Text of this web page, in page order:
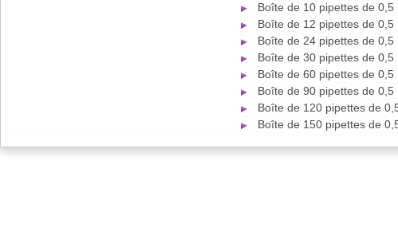
Boîte de 10 pipettes de
Boîte de 12 pipettes de
Boîte de 24 pipettes de
Boîte de 30 pipettes de
Boîte de 60 pipettes de
Boîte de 90 pipettes de
Boîte de 120 pipettes de
Boîte de 150 pipettes de